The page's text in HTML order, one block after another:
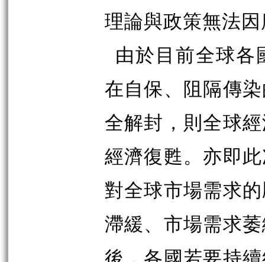
理論與政策無法
由於目前全球各
在自保、阻隔傳
全解封，則全球
經濟復甦。亦即
對全球市場需求
滯緩、市場需求